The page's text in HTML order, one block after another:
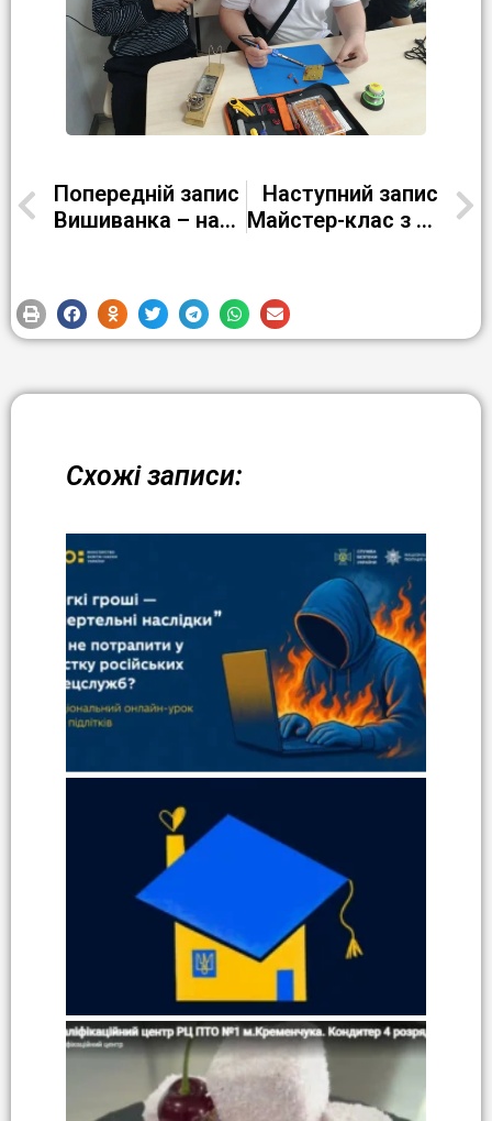
Попередній запис
Вишиванка – наша національна святиня
Наступний запис
Майстер-клас з приготування виробів із дріжджового тіста для учнів 3 класу гімназії №6
Схожі записи: